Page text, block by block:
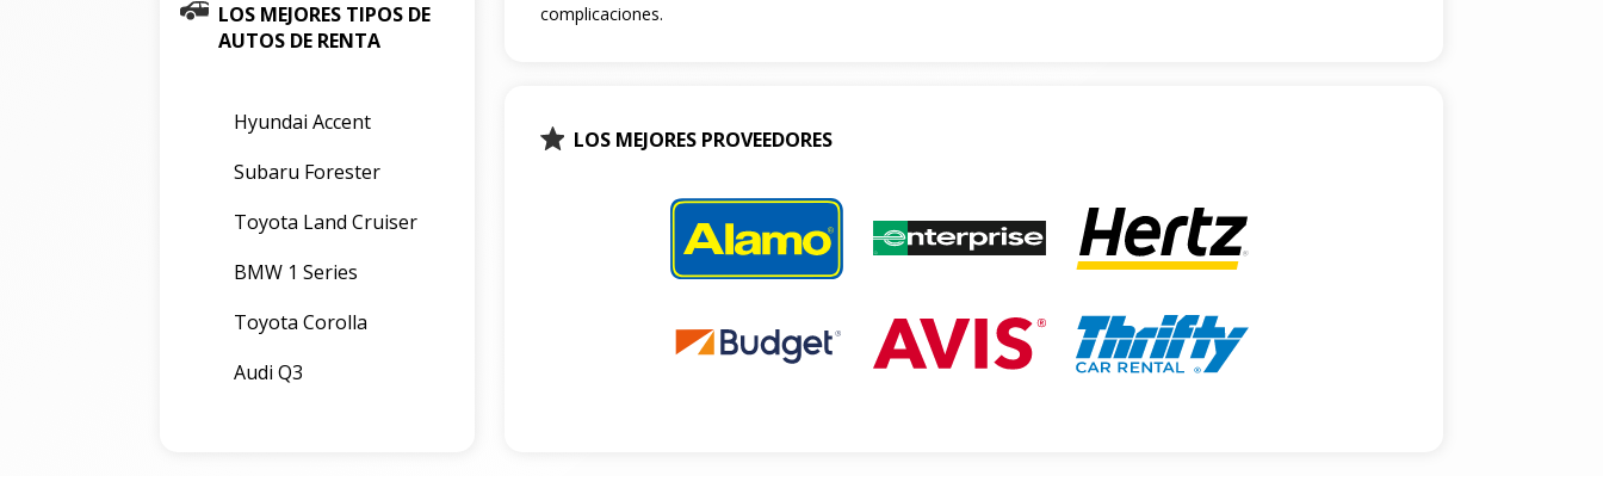
LOS MEJORES TIPOS DE
AUTOS DE RENTA
Hyundai Accent
Subaru Forester
Toyota Land Cruiser
BMW 1 Series
Toyota Corolla
Audi Q3
complicaciones.
LOS MEJORES PROVEEDORES